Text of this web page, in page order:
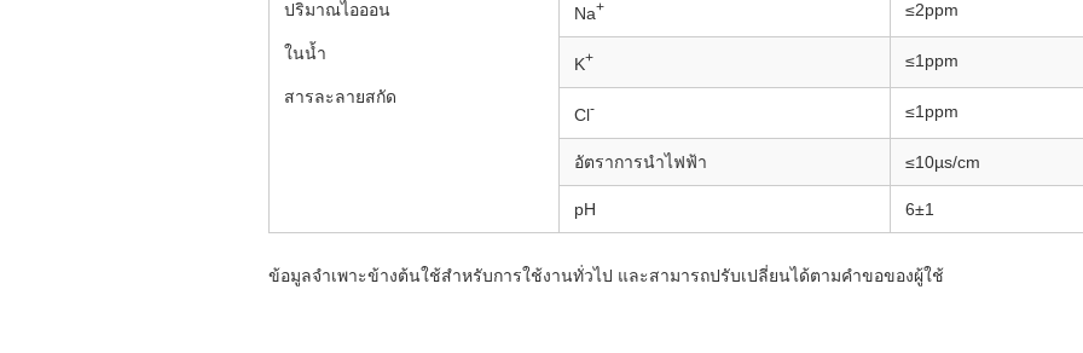
ปริมาณไอออน
ในน้ำ
สารละลายสกัด
Na+ ≤2ppm
K+ ≤1ppm
Cl- ≤1ppm
อัตราการนำไฟฟ้า ≤10µs/cm
pH 6±1
ข้อมูลจำเพาะข้างต้นใช้สำหรับการใช้งานทั่วไป และสามารถปรับเปลี่ยนได้ตามคำขอของผู้ใช้